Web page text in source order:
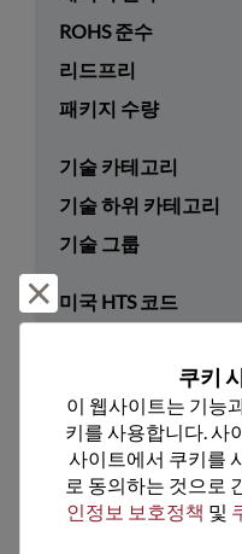
ROHS 준수
리드프리
패키지 수량
기술 카테고리
기술 하위 카테고리
기술 그룹
미국 HTS 코드
추천
거부 및 닫기
쿠키
이 웹사이트는 기능
키를 사용합니다. 사
사이트에서 쿠키를
로 동의하는 것으로
인정보 보호정책 및